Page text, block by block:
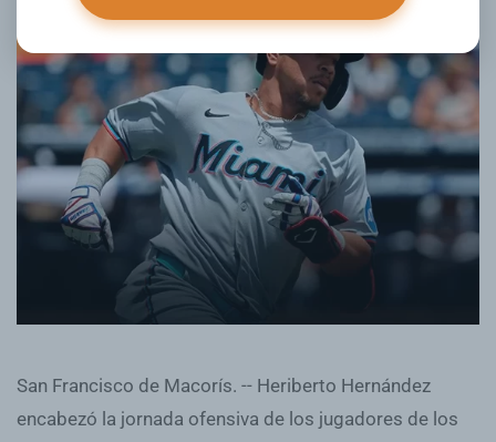
San Francisco de Macorís. -- Heriberto Hernández
encabezó la jornada ofensiva de los jugadores de los